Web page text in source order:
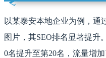
以某泰安本地企业为例，通
图片，其SEO排名显著提升
0名提升至第20名，流量增加